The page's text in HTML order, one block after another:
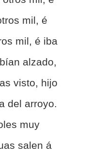
mil, é
mil, é iba
alzado,
visto, hijo
del arroyo.
muy
salen á